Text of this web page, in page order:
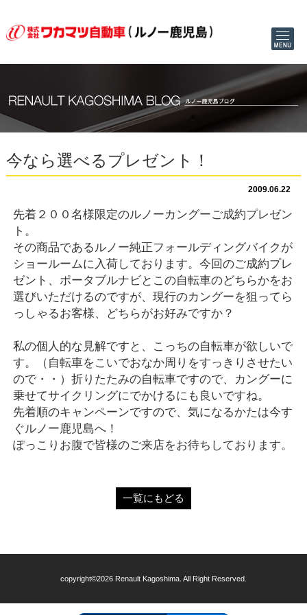
今なら選べるプレゼント！
2009.06.22
先着２００名様限定のルノーカングーご成約プレゼン
ト。
その商品であるルノー純正フォールディングバイクが
ショールームに入荷しております。今回のご成約プレ
ゼント、ポータブルナビとこの自転車のどちらかをお
選びいただけるのですが、現行のカングーを狙ってら
っしゃるお客様、どちらがお好みですか？
私の個人的な見解ですと、こっちの自転車が欲しいで
す。（自転車をこいでおなか周りをすっきりさせたい
ので・・）折りたたみの自転車ですので、カングーに
乗せてサイクリングにでかけるにも良いですね。
先着順のキャンペーンですので、気になるかたは今す
ぐルノー鹿児島へ！
ぽっこりお腹で皆様のご来店をお待ちしております。
一覧にもどる
copyright©2026 Renault Kagoshima. All Right Reserved.